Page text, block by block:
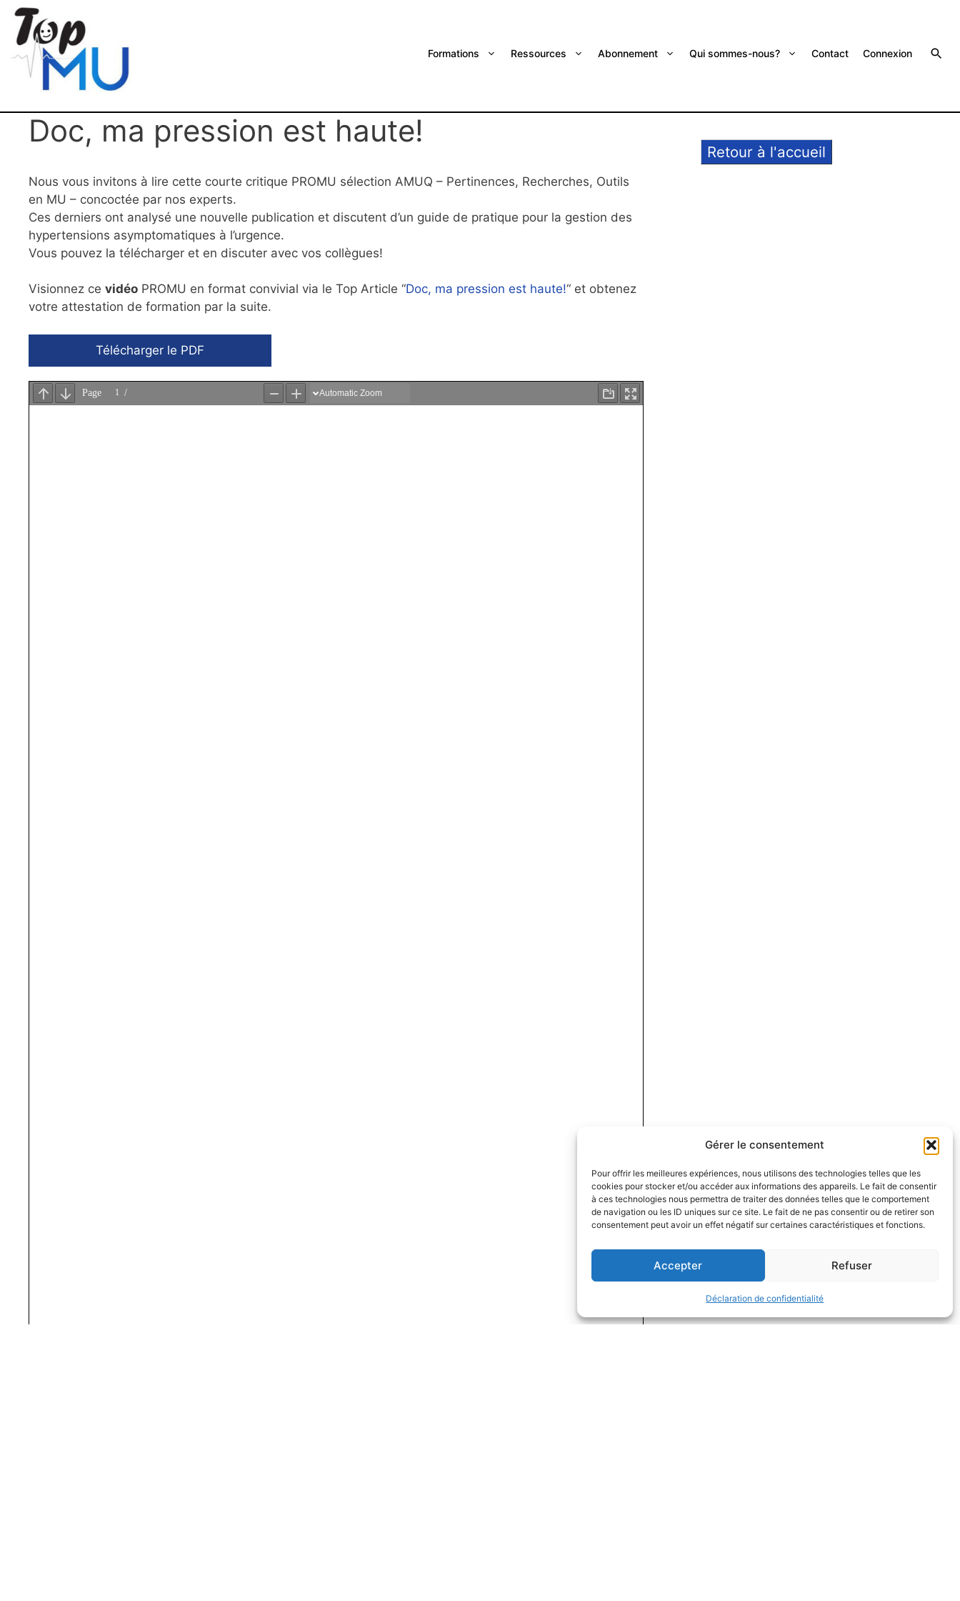
Gérer le consentement
Pour offrir les meilleures expériences, nous utilisons des technologies telles que les
cookies pour stocker et/ou accéder aux informations des appareils. Le fait de consentir
à ces technologies nous permettra de traiter des données telles que le comportement
de navigation ou les ID uniques sur ce site. Le fait de ne pas consentir ou de retirer son
consentement peut avoir un effet négatif sur certaines caractéristiques et fonctions.
Accepter Refuser
Déclaration de confidentialité
Formations Ressources Abonnement Qui sommes-nous? Contact Connexion
Doc, ma pression est haute!
Nous vous invitons à lire cette courte critique PROMU sélection AMUQ – Pertinences, Recherches, Outils
en MU – concoctée par nos experts.
Ces derniers ont analysé une nouvelle publication et discutent d’un guide de pratique pour la gestion des
hypertensions asymptomatiques à l’urgence.
Vous pouvez la télécharger et en discuter avec vos collègues!
Visionnez ce vidéo PROMU en format convivial via le Top Article “Doc, ma pression est haute!“ et obtenez
votre attestation de formation par la suite.
Télécharger le PDF
Retour à l'accueil